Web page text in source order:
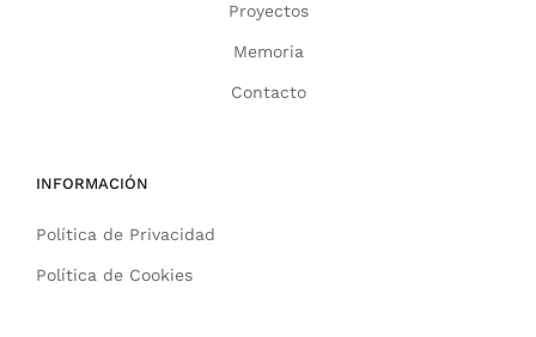
Proyectos
Memoria
Contacto
INFORMACIÓN
Política de Privacidad
Política de Cookies